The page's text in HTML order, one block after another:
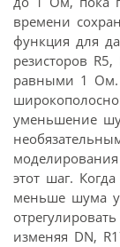
времени
функция для
резисторов
равными 1 Ом.
уменьшение
этот шаг.
меньше шума
изменяя DN,